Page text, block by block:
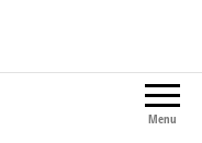
Menu